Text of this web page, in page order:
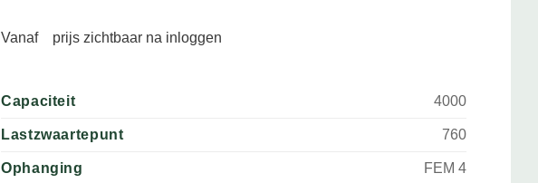
Vanaf prijs zichtbaar na inloggen
Capaciteit 4000
Lastzwaartepunt 760
Ophanging FEM 4